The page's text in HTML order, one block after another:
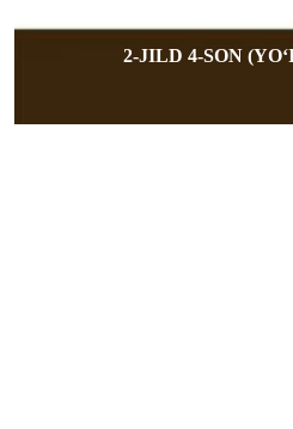
2-JILD 4-SON